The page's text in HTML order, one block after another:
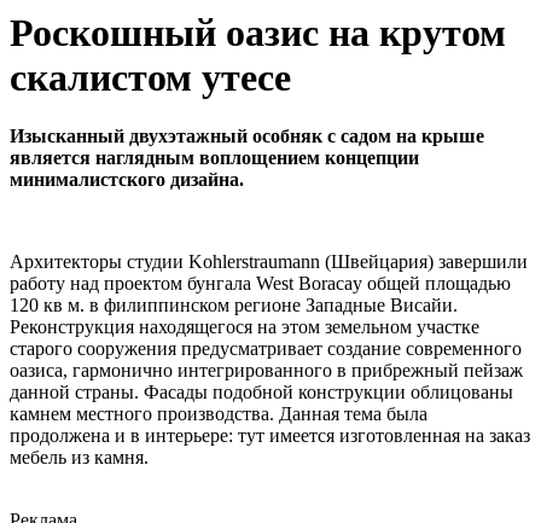
Роскошный оазис на крутом
скалистом утесе
Изысканный двухэтажный особняк с садом на крыше
является наглядным воплощением концепции
минималистского дизайна.
Архитекторы студии Kohlerstraumann (Швейцария) завершили
работу над проектом бунгала West Boracay общей площадью
120 кв м. в филиппинском регионе Западные Висайи.
Реконструкция находящегося на этом земельном участке
старого сооружения предусматривает создание современного
оазиса, гармонично интегрированного в прибрежный пейзаж
данной страны. Фасады подобной конструкции облицованы
камнем местного производства. Данная тема была
продолжена и в интерьере: тут имеется изготовленная на заказ
мебель из камня.